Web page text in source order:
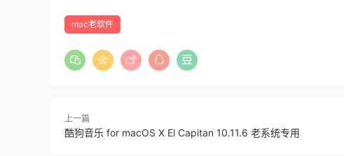
mac老软件
上一篇
酷狗音乐 for macOS X El Capitan 10.11.6 老系统专用